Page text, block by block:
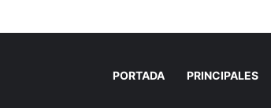
homicidio de cubana en Cancún
PORTADA PRINCIPALES